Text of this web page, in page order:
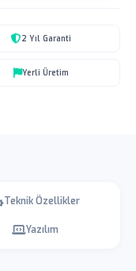
2 Yıl Garanti
Yerli Üretim
Teknik Özellikler
Yazılım